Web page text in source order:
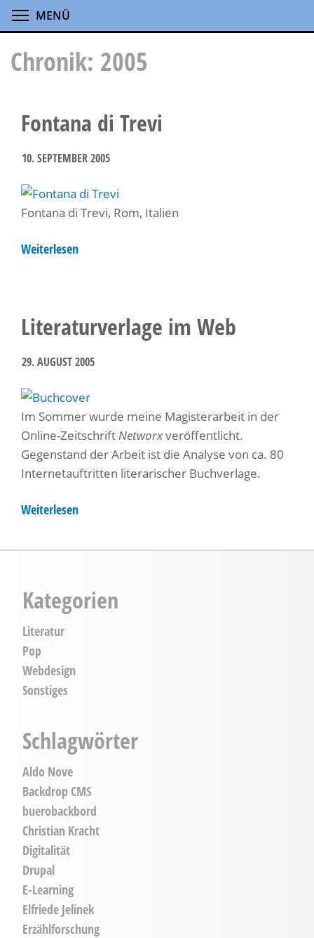
Direkt
zum
MENÜ
Chronik: 2005
Fontana di Trevi
10. SEPTEMBER 2005
Fontana di Trevi, Rom, Italien
Weiterlesen
Literaturverlage im Web
29. AUGUST 2005
Im Sommer wurde meine Magisterarbeit in der
Online-ZeitschriftNetworxveröffentlicht.
Gegenstand der Arbeit ist die Analyse von ca. 80
Internetauftritten literarischer Buchverlage.
Weiterlesen
im
Kategorien
Literatur
Pop
Webdesign
Sonstiges
Schlagwörter
Aldo Nove
Backdrop CMS
buerobackbord
Christian Kracht
Digitalität
Drupal
E-Learning
Elfriede Jelinek
Erzählforschung